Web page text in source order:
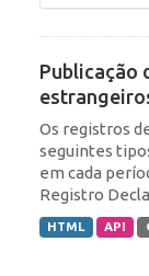
Publicação
Os registros
seguintes
em cada
Registro
HTML API